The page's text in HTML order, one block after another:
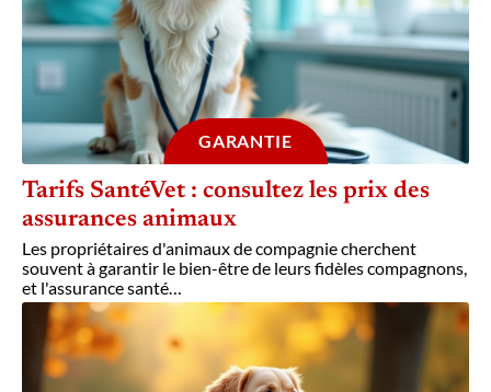
GARANTIE
Tarifs SantéVet : consultez les prix des
assurances animaux
Les propriétaires d'animaux de compagnie cherchent
souvent à garantir le bien-être de leurs fidèles compagnons,
et l'assurance santé